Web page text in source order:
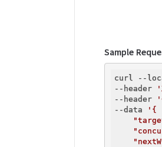
Sample
curl --
--header
--header
--data
'{